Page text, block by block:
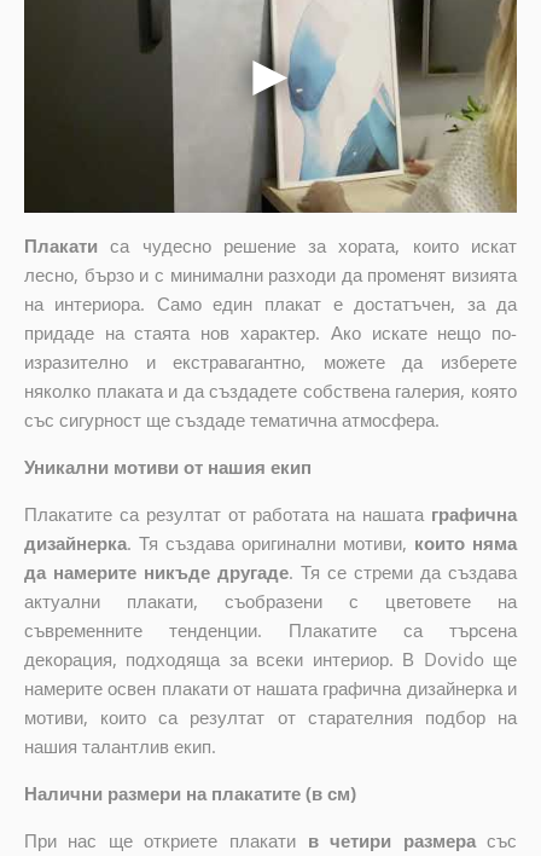
Плакати са чудесно решение за хората, които искат
лесно, бързо и с минимални разходи да променят визията
на интериора. Само един плакат е достатъчен, за да
придаде на стаята нов характер. Ако искате нещо по-
изразително и екстравагантно, можете да изберете
няколко плаката и да създадете собствена галерия, която
със сигурност ще създаде тематична атмосфера.
Уникални мотиви от нашия екип
Плакатите са резултат от работата на нашата графична
дизайнерка. Тя създава оригинални мотиви, които няма
да намерите никъде другаде. Тя се стреми да създава
актуални плакати, съобразени с цветовете на
съвременните тенденции. Плакатите са търсена
декорация, подходяща за всеки интериор. В Dovido ще
намерите освен плакати от нашата графична дизайнерка и
мотиви, които са резултат от старателния подбор на
нашия талантлив екип.
Налични размери на плакатите (в см)
При нас ще откриете плакати в четири размера със